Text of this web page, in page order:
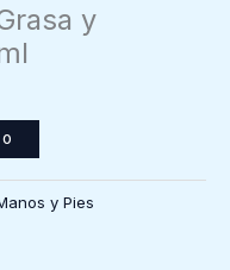
y
y Pies